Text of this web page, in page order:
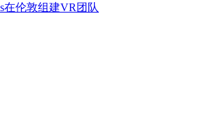
在伦敦组建VR团队